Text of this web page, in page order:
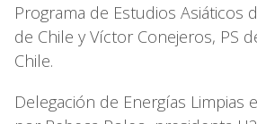
Programa de Estudios Asiáticos
de Chile y Víctor Conejeros, PS
Chile.
Delegación de Energías Limpias